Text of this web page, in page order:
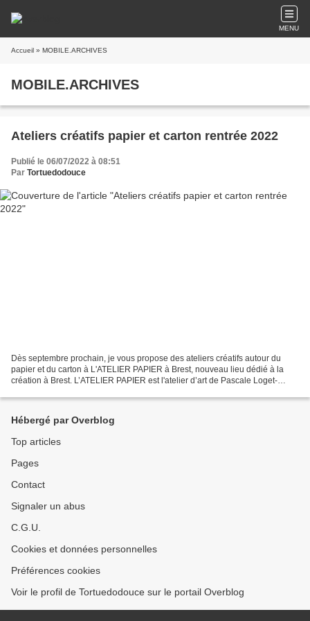
MENU
Accueil » MOBILE.ARCHIVES
MOBILE.ARCHIVES
Ateliers créatifs papier et carton rentrée 2022
Publié le 06/07/2022 à 08:51
Par Tortuedodouce
Dès septembre prochain, je vous propose des ateliers créatifs autour du
papier et du carton à L'ATELIER PAPIER à Brest, nouveau lieu dédié à la
création à Brest. L’ATELIER PAPIER est l'atelier d’art de Pascale Loget-
Hébergé par Overblog
Top articles
Pages
Contact
Signaler un abus
C.G.U.
Cookies et données personnelles
Préférences cookies
Voir le profil de Tortuedodouce sur le portail Overblog